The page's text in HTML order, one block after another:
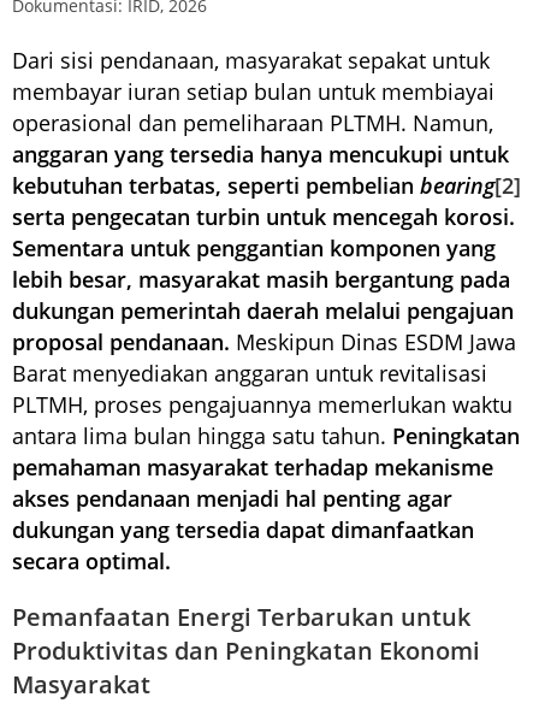
Dokumentasi: IRID, 2026
Dari sisi pendanaan, masyarakat sepakat untuk
membayar iuran setiap bulan untuk membiayai
operasional dan pemeliharaan PLTMH. Namun,
anggaran yang tersedia hanya mencukupi untuk
kebutuhan terbatas, seperti pembelian bearing[2]
serta pengecatan turbin untuk mencegah korosi.
Sementara untuk penggantian komponen yang
lebih besar, masyarakat masih bergantung pada
dukungan pemerintah daerah melalui pengajuan
proposal pendanaan. Meskipun Dinas ESDM Jawa
Barat menyediakan anggaran untuk revitalisasi
PLTMH, proses pengajuannya memerlukan waktu
antara lima bulan hingga satu tahun. Peningkatan
pemahaman masyarakat terhadap mekanisme
akses pendanaan menjadi hal penting agar
dukungan yang tersedia dapat dimanfaatkan
secara optimal.
Pemanfaatan Energi Terbarukan untuk
Produktivitas dan Peningkatan Ekonomi
Masyarakat